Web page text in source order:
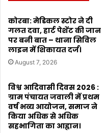
कोरबा: मेडिकल स्टोर ने दी
गलत दवा, हार्ट पेशेंट की जान
पर बनी बात – थाना सिविल
लाइन में शिकायत दर्ज।
August 7, 2026
विश्व आदिवासी दिवस 2026 :
ग्राम पंचायत जवाली में प्रथम
वर्ष भव्य आयोजन, समाज ने
किया अधिक से अधिक
सहभागिता का आह्वान।